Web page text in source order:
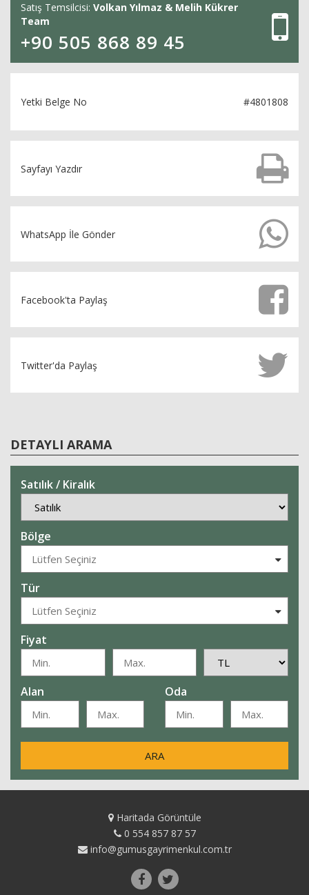
Satış Temsilcisi: Volkan Yılmaz & Melih Kükrer
Team
+90 505 868 89 45
Yetki Belge No #4801808
Sayfayı Yazdır
WhatsApp İle Gönder
Facebook'ta Paylaş
Twitter'da Paylaş
DETAYLI ARAMA
Satılık / Kiralık
Bölge
Tür
Fiyat
Alan Oda
ARA
Haritada Görüntüle
0 554 857 87 57
info@gumusgayrimenkul.com.tr